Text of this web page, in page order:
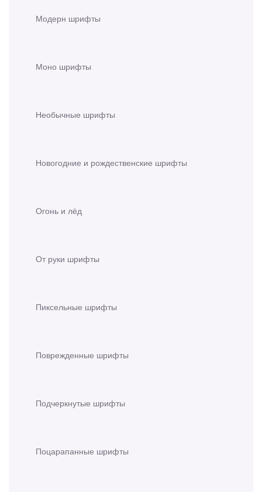
Модерн шрифты
Моно шрифты
Необычные шрифты
Новогодние и рождественские шрифты
Огонь и лёд
От руки шрифты
Пиксельные шрифты
Поврежденные шрифты
Подчеркнутые шрифты
Поцарапанные шрифты